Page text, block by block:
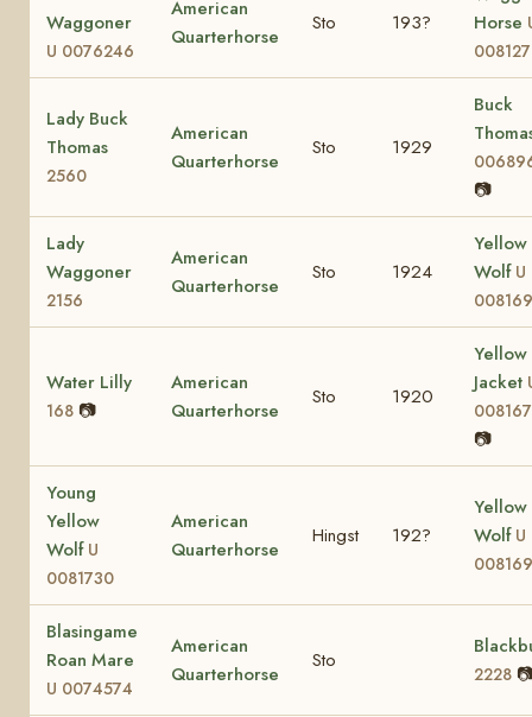
Waggoner
U 0076246
American
Quarterhorse
Sto 193?
Horse
Lady Buck
Thomas
2560
American
Quarterhorse
Sto 1929
Buck
📷
Lady
Waggoner
2156
American
Quarterhorse
Sto 1924
Yellow
Wolf U
Water Lilly
168 📷
American
Quarterhorse
Sto 1920
Yellow
Jacket
📷
Young
Yellow
Wolf U
0081730
American
Quarterhorse
Hingst 192?
Yellow
Wolf U
Blasingame
Roan Mare
U 0074574
American
Quarterhorse
Sto
2228